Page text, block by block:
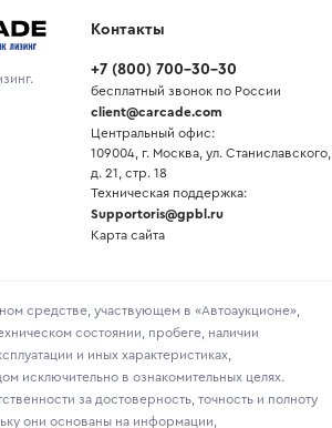
Контакты
+7 (800) 700-30-30
бесплатный звонок по России
client@carcade.com
Центральный офис:
109004, г. Москва, ул. Станиславского,
д. 21, стр. 18
Техническая поддержка:
Supportoris@gpbl.ru
Карта сайта
средстве, участвующем в «Автоаукционе»,
состоянии, пробеге, наличии
и иных характеристиках,
исключительно в ознакомительных целях.
за достоверность, точность и полноту
они основаны на информации,